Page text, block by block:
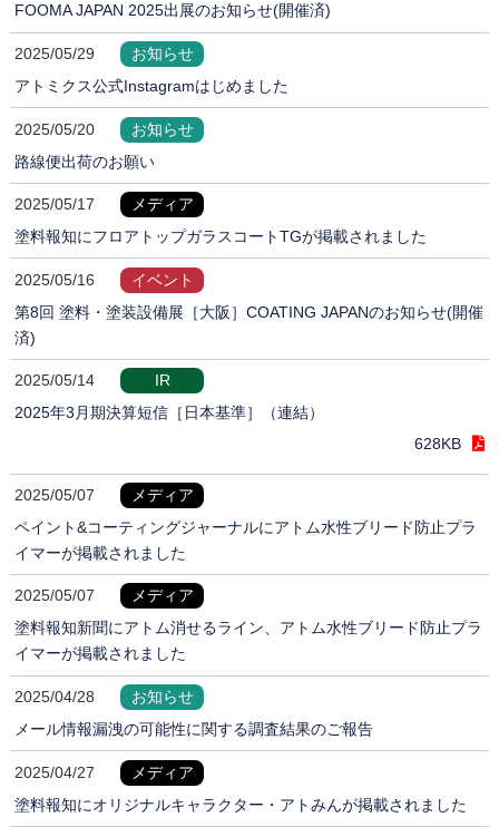
FOOMA JAPAN 2025出展のお知らせ(開催済)
2025/05/29
お知らせ
アトミクス公式Instagramはじめました
2025/05/20
お知らせ
路線便出荷のお願い
2025/05/17
メディア
塗料報知にフロアトップガラスコートTGが掲載されました
2025/05/16
イベント
第8回 塗料・塗装設備展［大阪］COATING JAPANのお知らせ(開催
済)
2025/05/14
IR
2025年3月期決算短信［日本基準］（連結）
628KB
2025/05/07
メディア
ペイント&コーティングジャーナルにアトム水性ブリード防止プラ
イマーが掲載されました
2025/05/07
メディア
塗料報知新聞にアトム消せるライン、アトム水性ブリード防止プラ
イマーが掲載されました
2025/04/28
お知らせ
メール情報漏洩の可能性に関する調査結果のご報告
2025/04/27
メディア
塗料報知にオリジナルキャラクター・アトみんが掲載されました